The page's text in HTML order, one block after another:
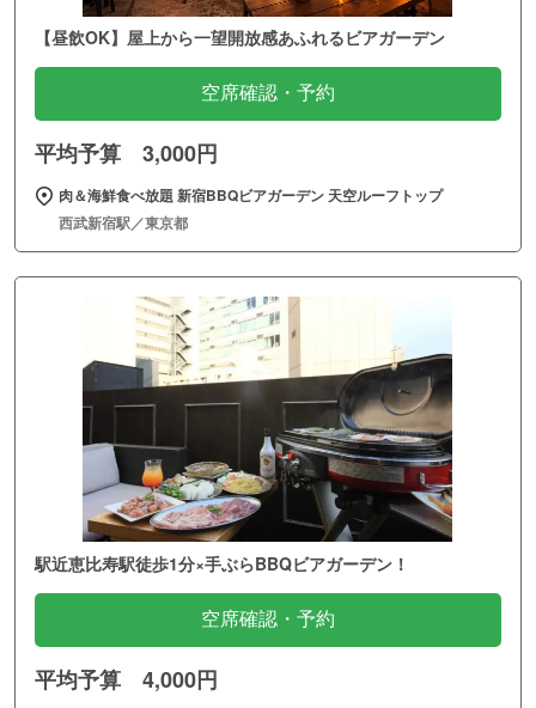
【昼飲OK】屋上から一望開放感あふれるビアガーデン
空席確認・予約
平均予算 3,000円
肉＆海鮮食べ放題 新宿BBQビアガーデン 天空ルーフトップ
西武新宿駅／東京都
駅近恵比寿駅徒歩1分×手ぶらBBQビアガーデン！
空席確認・予約
平均予算 4,000円